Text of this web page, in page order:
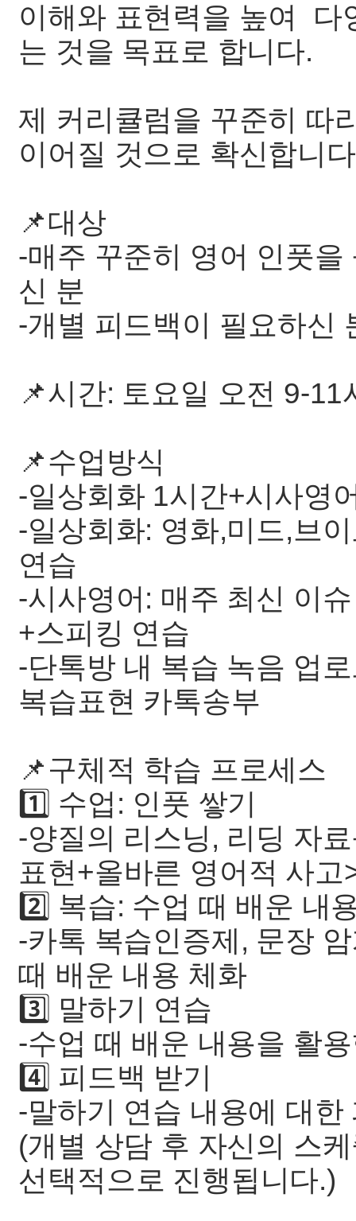
이해와 표현력을 높여 다
는 것을 목표로 합니다.
제 커리큘럼을 꾸준히 따
이어질 것으로 확신합니
📌대상
-매주 꾸준히 영어 인풋
신 분
-개별 피드백이 필요하신
📌시간: 토요일 오전 9-11
📌수업방식
-일상회화 1시간+시사영
-일상회화: 영화,미드,브
연습
-시사영어: 매주 최신 이
+스피킹 연습
-단톡방 내 복습 녹음 업
복습표현 카톡송부
📌구체적 학습 프로세스
1️⃣ 수업: 인풋 쌓기
-양질의 리스닝, 리딩 자
표현+올바른 영어적 사
2️⃣ 복습: 수업 때 배운 내
-카톡 복습인증제, 문장
때 배운 내용 체화
3️⃣ 말하기 연습
-수업 때 배운 내용을 활
4️⃣ 피드백 받기
-말하기 연습 내용에 대
(개별 상담 후 자신의 스
선택적으로 진행됩니다.)